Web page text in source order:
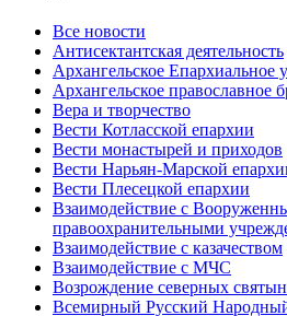
Все новости
Антисектантская деятельность
Архангельское Епархиальное
Архангельское православное
Вера и творчество
Вести Котласской епархии
Вести монастырей и приходов
Вести Нарьян-Марской
Вести Плесецкой епархии
Взаимодействие с
правоохранительными
Взаимодействие с казачеством
Взаимодействие с МЧС
Возрождение северных
Всемирный Русский